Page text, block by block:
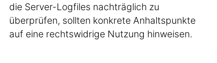
die Server-Logfiles nachträglich zu
überprüfen, sollten konkrete Anhaltspunkte
auf eine rechtswidrige Nutzung hinweisen.